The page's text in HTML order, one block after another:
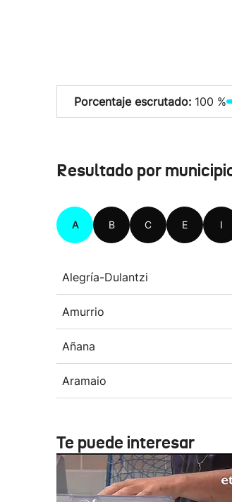
Porcentaje escrutado: 100 %
Resultado por
A B C E I
Alegría-Dulantzi
Amurrio
Añana
Aramaio
Te puede interesar